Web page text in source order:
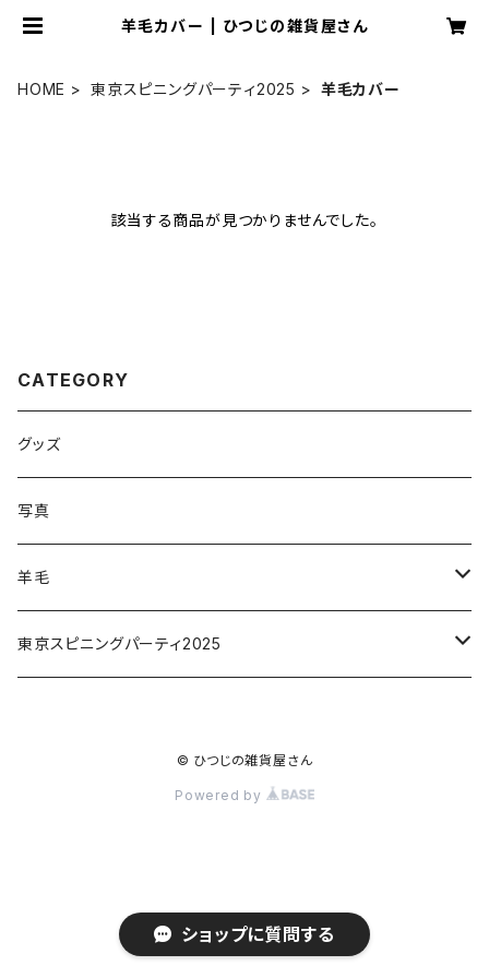
羊毛カバー | ひつじの雑貨屋さん
HOME 東京スピニングパーティ2025 羊毛カバー
該当する商品が見つかりませんでした。
CATEGORY
グッズ
写真
羊毛
原毛
東京スピニングパーティ2025
© ひつじの雑貨屋さん
Powered by
ショップに質問する